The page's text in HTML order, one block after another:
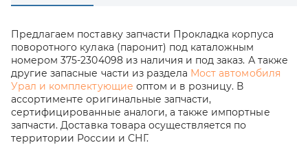
Предлагаем поставку запчасти Прокладка корпуса
поворотного кулака (паронит) под каталожным
номером 375-2304098 из наличия и под заказ. А также
другие запасные части из раздела Мост автомобиля
Урал и комплектующие оптом и в розницу. В
ассортименте оригинальные запчасти,
сертифицированные аналоги, а также импортные
запчасти. Доставка товара осуществляется по
территории России и СНГ.